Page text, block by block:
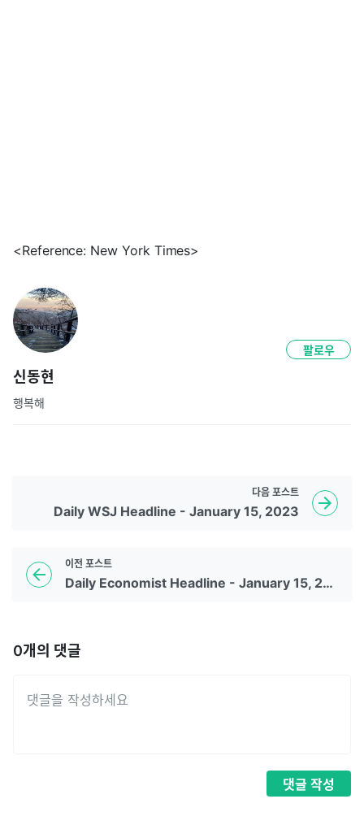
<Reference: New York Times>
신동현
행복해
팔로우
이전 포스트
Daily Economist Headline - January 15, 2023
다음 포스트
Daily WSJ Headline - January 15, 2023
0개의 댓글
댓글 작성